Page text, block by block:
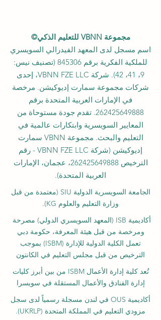
مجموعة VBNN للتعليم الذكي©
اسم مسجل لدى المعهد الفيدرالي السويسري
للملكية الفكرية برقم 845306 (تصنيف نيس:
9، 41، 42). شركة VBNN FZE LLC، إحدى
شركات مجموعة سمارت إديوكيشن. مرخصة
في الإمارات العربية المتحدة برقم
262425649888. تقدم جودة مستوحاة من
المعايير السويسرية وابتكارات عالمية في
التعليم والبحث. مجموعة VBNN سمارت
إديوكيشن (شركة VBNN FZE LLC - رقم
الترخيص 262425649888، عجمان، الإمارات
العربية المتحدة).
الجامعة السويسرية الدولية SIU
(معتمدة من قبل
وزارة التعليم والعلوم KG).
أكاديمية ISB (المعهد السويسري الدولي) مصرحة
ومرخصة من قبل هيئة المعرفة، حكومة دبي
تعمل الكلية الدولية للإدارة (ISBM) بموجب
الترخيص من قبل مجلس التعليم في الكانتون
تُعد كلية إدارة الأعمال ISBM من بين أبرز كليات
إدارة الفنادق والأعمال المستقلة في سويسرا
أكاديمية OUS في لندن مسجلة رسمياً لدى سجل
مزودي التعليم في المملكة المتحدة (UKRLP).